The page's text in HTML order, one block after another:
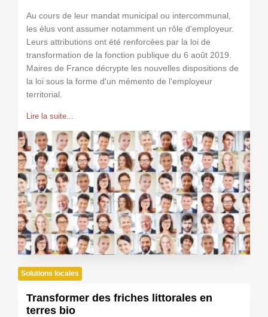
Au cours de leur mandat municipal ou intercommunal,
les élus vont assumer notamment un rôle d'employeur.
Leurs attributions ont été renforcées par la loi de
transformation de la fonction publique du 6 août 2019.
Maires de France décrypte les nouvelles dispositions de
la loi sous la forme d'un mémento de l'employeur
territorial.
Lire la suite...
Solutions locales
Transformer des friches littorales en
terres bio